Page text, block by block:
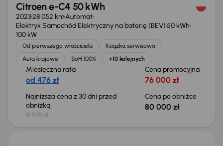
Citroen e-C4 50 kWh
202328 052 kmAutomat
Elektryk Samochód Elektryczny na baterię (BEV)50 kWh
100 kW
Od pierwszego właściciela
Książka serwisowa
Auta krajowe
SoH 100% +10 kolejnych
Miesięczna rata
od 476 zł
Cena promocyjna
76 000 zł
Najniższa cena z 30 dni przed
obniżką
81 500 zł
Cena po obniżce
80 000 zł
Świeżo skupione